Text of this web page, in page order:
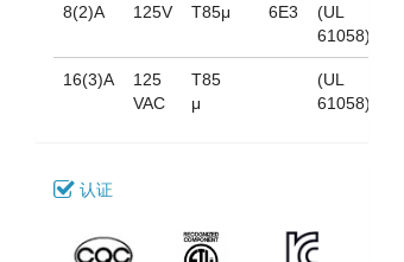
8(2)A 125V T85μ 6E3
(UL
61058)
16(3)A
125
VAC
T85
μ
(UL
61058)
认证